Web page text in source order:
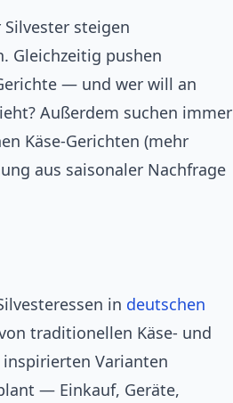
steigen
Gleichzeitig pushen
— und wer will an
Außerdem suchen immer
Käse‑Gerichten (mehr
aus saisonaler Nachfrage
in deutschen
traditionellen Käse‑ und
Varianten
— Einkauf, Geräte,